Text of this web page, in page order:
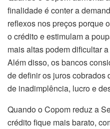
finalidade é conter a
reflexos nos preços porque
o crédito e estimulam a
mais altas podem dificultar
Além disso, os bancos
de definir os juros cobrados
de inadimplência, lucro e
Quando o Copom reduz a
crédito fique mais barato,